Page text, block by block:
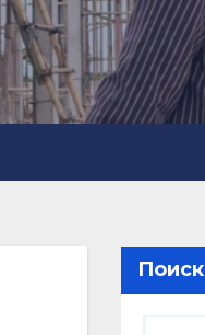
Поиск